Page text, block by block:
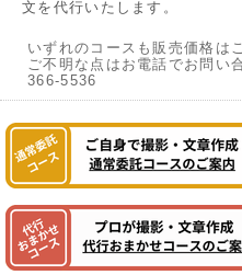
文を代行いたします。
いずれのコースも販売価格は
ご不明な点はお電話でお問
366-5536